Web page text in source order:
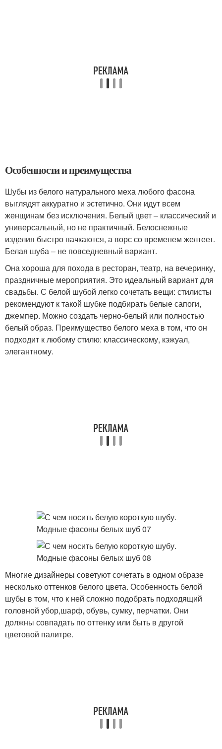
Особенности и преимущества
Шубы из белого натурального меха любого фасона
выглядят аккуратно и эстетично. Они идут всем
женщинам без исключения. Белый цвет – классический и
универсальный, но не практичный. Белоснежные
изделия быстро пачкаются, а ворс со временем желтеет.
Белая шуба – не повседневный вариант.
Она хороша для похода в ресторан, театр, на вечеринку,
праздничные мероприятия. Это идеальный вариант для
свадьбы. С белой шубой легко сочетать вещи: стилисты
рекомендуют к такой шубке подбирать белые сапоги,
джемпер. Можно создать черно-белый или полностью
белый образ. Преимущество белого меха в том, что он
подходит к любому стилю: классическому, кэжуал,
элегантному.
Многие дизайнеры советуют сочетать в одном образе
несколько оттенков белого цвета. Особенность белой
шубы в том, что к ней сложно подобрать подходящий
головной убор,шарф, обувь, сумку, перчатки. Они
должны совпадать по оттенку или быть в другой
цветовой палитре.